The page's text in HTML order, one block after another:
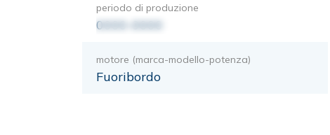
periodo di produzione
0000-0000
motore (marca-modello-potenza)
Fuoribordo